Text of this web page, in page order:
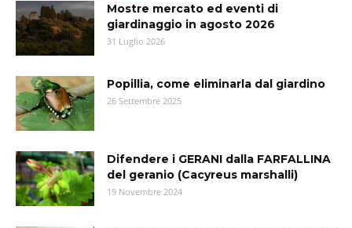
Mostre mercato ed eventi di
giardinaggio in agosto 2026
31 Luglio 2026
Popillia, come eliminarla dal giardino
26 Settembre 2025
Difendere i GERANI dalla FARFALLINA
del geranio (Cacyreus marshalli)
19 Novembre 2024